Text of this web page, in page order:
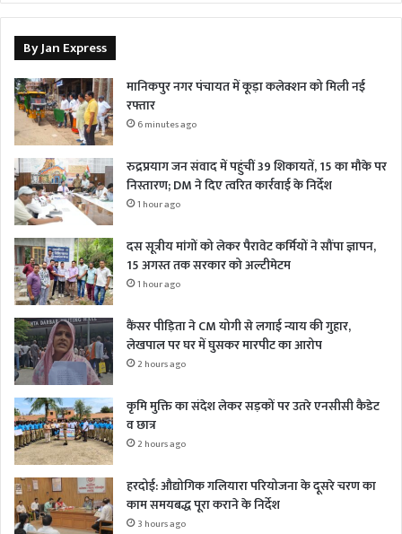
By Jan Express
मानिकपुर नगर पंचायत में कूड़ा कलेक्शन को मिली नई
रफ्तार
6 minutes ago
रुद्रप्रयाग जन संवाद में पहुंचीं 39 शिकायतें, 15 का मौके पर
निस्तारण; DM ने दिए त्वरित कार्रवाई के निर्देश
1 hour ago
दस सूत्रीय मांगों को लेकर पैरावेट कर्मियों ने सौंपा ज्ञापन,
15 अगस्त तक सरकार को अल्टीमेटम
1 hour ago
कैंसर पीड़िता ने CM योगी से लगाई न्याय की गुहार,
लेखपाल पर घर में घुसकर मारपीट का आरोप
2 hours ago
कृमि मुक्ति का संदेश लेकर सड़कों पर उतरे एनसीसी कैडेट
व छात्र
2 hours ago
हरदोई: औद्योगिक गलियारा परियोजना के दूसरे चरण का
काम समयबद्ध पूरा कराने के निर्देश
3 hours ago